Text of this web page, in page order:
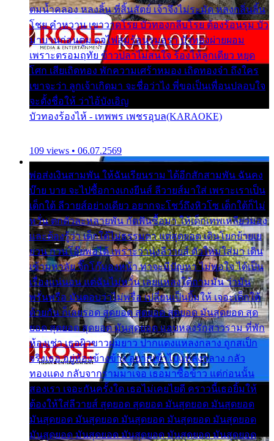
ตมน้ำคลอง หลงลิ้น ที่สิ้นสัตย์ เจ้าจึงไม่ระมัด หลงกลิ่นลิ้น
โชย คำหวาน เขาวาดโรย บัวทองกลีบโรย ต้องร้อนรุม บัว
มาบานก่อนตูม ดุจไฟสุมร้อนรุมอุรา บัวทองผ่ายผอม
เพราะตรอมฤทัย ข้าวปลาไม่สนใจ ร้องไห้ลูกเดียว หยุด
โศก เสียเถิดทอง พักความเศร้าหมอง เถิดทองจ๋า ถึงใคร
เขาจะว่า ลูกเจ้าเกิดมา จะชื่อว่าไง พี่ขอเป็นเพื่อนปลอบใจ
จะตั้งชื่อให้ ว่าไอ้บังเอิญ
บัวทองร้องไห้ - เทพพร เพชรอุบล(KARAOKE)
109 views • 06.07.2569
พ่อส่งเงินสามพัน ให้ฉันเรียนราม ได้อีกสักสามพัน ฉันคง
บ๊าย บาย จะไปซื้อกางเกงยีนส์ ลีวายส์มาใส่ เพราะเราเป็น
เด็กใต้ ลีวายส์อย่างเดียว อยากจะโชว์ถึงหิวโซ เด็กใต้ก็ไม่
หวั่น ตกตัวละหลายพัน กัดฟันซื้อมา ให้เด็กเทพเหลียวมอง
และต้องรู้ว่า เด็กใต้ไม่ธรรมดา แต่สุดยอด เดินโยกย้ายเย
ยวน กวนโอ๊ยพอได้ เพราะว่านุ่งลีวายส์ ตัวใหม่ใส่มา เดิน
เข้ามหาลัย จิ๊กโก๊มองหน้า ท่าจะมีปัญหา ไม่พอใจ ได้เป็น
เรื่องแน่นอน แต่ฉันไม่หวั่น เลยแหลงใต้ถามมัน ว่ามัน
พรั่นพรือ มันตอบว่าไม่พรื่อ เปลี่ยนเป็นยิ้มให้ เจอะเด็กใต้
ด้วยกัน ก็เลยรอด สุดยอด สุดยอด สุดยอด มันสุดยอด สุด
ยอด สุดยอด สุดยอด มันสุดยอด แอบหลงรักสาวราม ที่พัก
ห้องเช่า เธอผิวขาวผมยาว ปากแดงแหลงกลาง ถูกสเป็ก
จริงเธอ อยู่ห้องข้างข้าง อยากเข้าไปแหลงกลาง กลัว
ทองแดง กลับจากรามมาเจอ เธอมาซื้อข้าว แต่ก่อนนั้น
สองเรา เจอะกันครั้งใด เธอไม่เคยไยดี คราวนี้เธอยิ้มให้
ต้องให้ใส่ลีวายส์ สุดยอด สุดยอด มันสุดยอด มันสุดยอด
มันสุดยอด มันสุดยอด มันสุดยอด มันสุดยอด มันสุดยอด
มันสุดยอด มันสุดยอด มันสุดยอด มันสุดยอด มันสุดยอด